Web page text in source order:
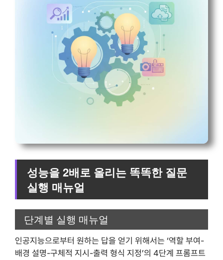
성능을 2배로 올리는 똑똑한 질문
실행 매뉴얼
단계별 실행 매뉴얼
인공지능으로부터 원하는 답을 얻기 위해서는 ‘역할 부여-
배경 설명-구체적 지시-출력 형식 지정’의 4단계 프롬프트